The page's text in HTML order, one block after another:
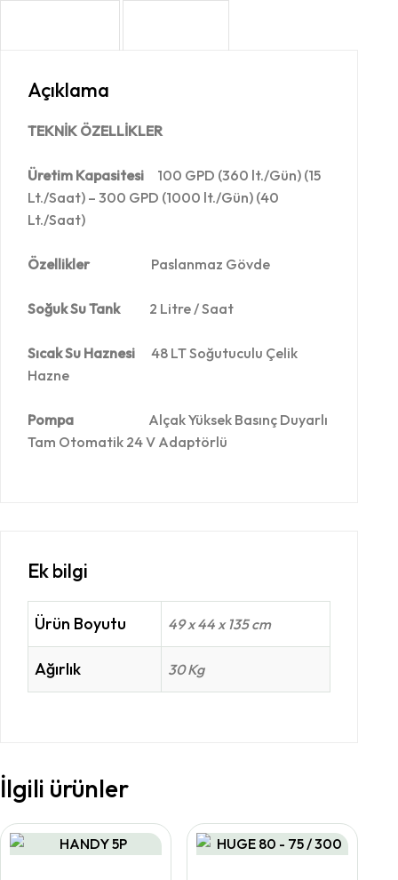
Açıklama
TEKNİK ÖZELLİKLER
Üretim Kapasitesi 100 GPD (360 lt./Gün) (15
Lt./Saat) – 300 GPD (1000 lt./Gün) (40
Lt./Saat)
ÖzelliklerPaslanmaz Gövde
Soğuk Su Tank 2 Litre / Saat
Sıcak Su Haznesi 48 LT Soğutuculu Çelik
Hazne
Pompa Alçak Yüksek Basınç Duyarlı
Tam Otomatik 24 V Adaptörlü
Ek bilgi
Ürün Boyutu 49 x 44 x 135 cm
Ağırlık 30 Kg
İlgili ürünler